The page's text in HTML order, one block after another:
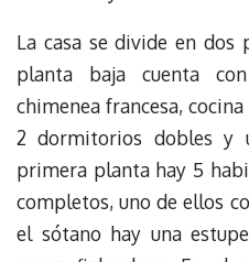
La casa se divide en dos
planta baja cuenta
chimenea francesa,
2 dormitorios dobles y
primera planta hay 5
completos, uno de ellos
el sótano hay una